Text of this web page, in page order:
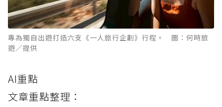
專為獨自出遊打造六支《一人旅行企劃》行程。 圖：何時旅
遊／提供
AI重點
文章重點整理：